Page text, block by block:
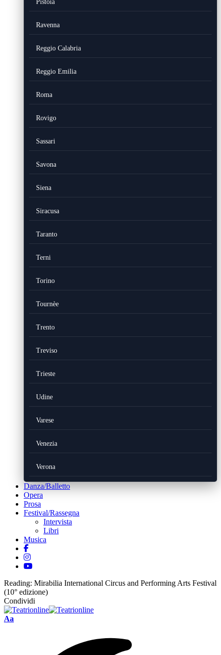
Pistoia
Ravenna
Reggio Calabria
Reggio Emilia
Roma
Rovigo
Sassari
Savona
Siena
Siracusa
Taranto
Terni
Torino
Tournèe
Trento
Treviso
Trieste
Udine
Varese
Venezia
Verona
Danza/Balletto
Opera
Prosa
Festival/Rassegna
Intervista
Libri
Musica
Reading: Mirabilia International Circus and Performing Arts Festival
(10° edizione)
Condividi
Font
Aa